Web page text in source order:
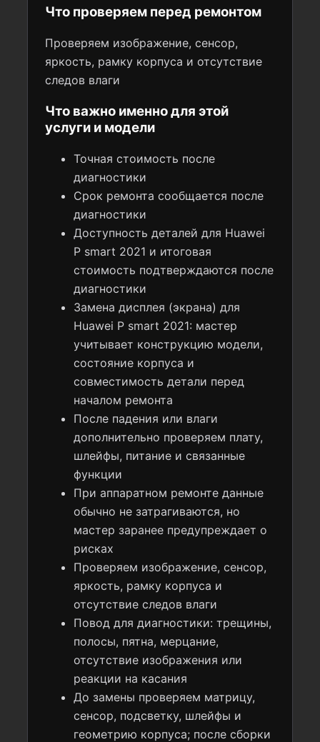
Что проверяем перед ремонтом
Проверяем изображение, сенсор,
яркость, рамку корпуса и отсутствие
следов влаги
Что важно именно для этой
услуги и модели
Точная стоимость после
диагностики
Срок ремонта сообщается после
диагностики
Доступность деталей для Huawei
P smart 2021 и итоговая
стоимость подтверждаются после
диагностики
Замена дисплея (экрана) для
Huawei P smart 2021: мастер
учитывает конструкцию модели,
состояние корпуса и
совместимость детали перед
началом ремонта
После падения или влаги
дополнительно проверяем плату,
шлейфы, питание и связанные
функции
При аппаратном ремонте данные
обычно не затрагиваются, но
мастер заранее предупреждает о
рисках
Проверяем изображение, сенсор,
яркость, рамку корпуса и
отсутствие следов влаги
Повод для диагностики: трещины,
полосы, пятна, мерцание,
отсутствие изображения или
реакции на касания
До замены проверяем матрицу,
сенсор, подсветку, шлейфы и
геометрию корпуса; после сборки